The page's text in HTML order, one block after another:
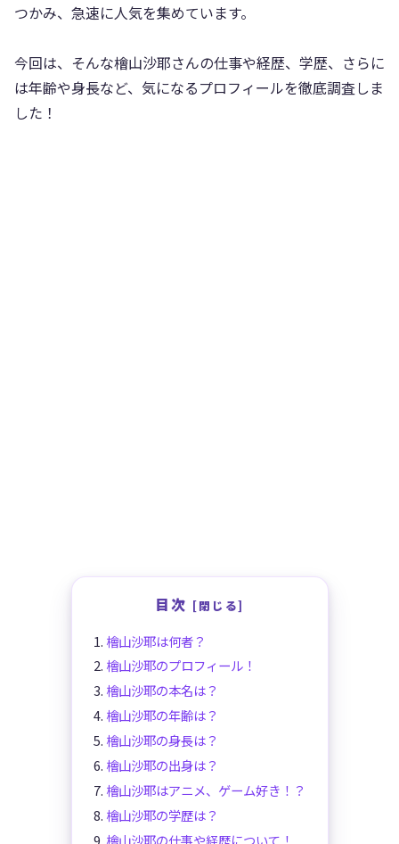
つかみ、急速に人気を集めています。
今回は、そんな檜山沙耶さんの仕事や経歴、学歴、さらに
は年齢や身長など、気になるプロフィールを徹底調査しま
した！
目次
檜山沙耶は何者？
檜山沙耶のプロフィール！
檜山沙耶の本名は？
檜山沙耶の年齢は？
檜山沙耶の身長は？
檜山沙耶の出身は？
檜山沙耶はアニメ、ゲーム好き！？
檜山沙耶の学歴は？
檜山沙耶の仕事や経歴について！